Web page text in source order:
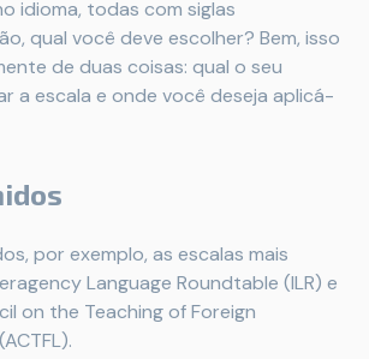
idioma, todas com siglas
qual você deve escolher? Bem, isso
de duas coisas: qual o seu
a escala e onde você deseja aplicá-
por exemplo, as escalas mais
Language Roundtable (ILR) e
on the Teaching of Foreign